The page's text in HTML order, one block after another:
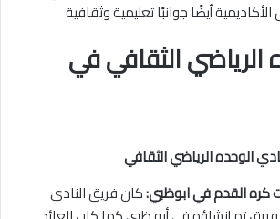
أيضًا جوانبًا تعليمية وثقافية
الرياضي الثقافي في
الوحده الرياضي الثقافي
كره القدم في ابوظبي:كان فريق النادي